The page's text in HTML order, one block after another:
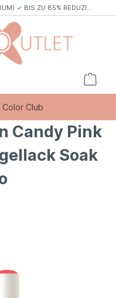
VERSAND KOSTENFREI AB 38€ (DHL PREMIUM) ✓ BIS ZU 85% REDUZIERT✓ TOP MARKEN✓
Color Club
Candy Pink
Soak